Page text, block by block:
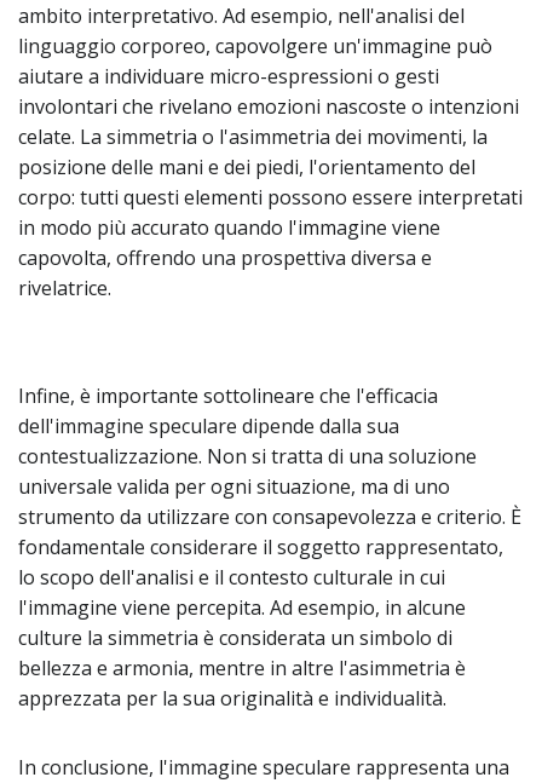
ambito interpretativo. Ad esempio, nell'analisi del
linguaggio corporeo, capovolgere un'immagine può
aiutare a individuare micro-espressioni o gesti
involontari che rivelano emozioni nascoste o intenzioni
celate. La simmetria o l'asimmetria dei movimenti, la
posizione delle mani e dei piedi, l'orientamento del
corpo: tutti questi elementi possono essere interpretati
in modo più accurato quando l'immagine viene
capovolta, offrendo una prospettiva diversa e
rivelatrice.
Infine, è importante sottolineare che l'efficacia
dell'immagine speculare dipende dalla sua
contestualizzazione. Non si tratta di una soluzione
universale valida per ogni situazione, ma di uno
strumento da utilizzare con consapevolezza e criterio. È
fondamentale considerare il soggetto rappresentato,
lo scopo dell'analisi e il contesto culturale in cui
l'immagine viene percepita. Ad esempio, in alcune
culture la simmetria è considerata un simbolo di
bellezza e armonia, mentre in altre l'asimmetria è
apprezzata per la sua originalità e individualità.
In conclusione, l'immagine speculare rappresenta una